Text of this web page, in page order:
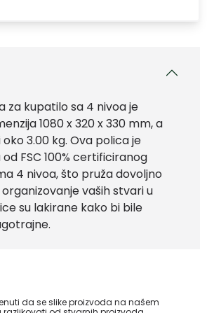
za kupatilo sa 4 nivoa je
1080 x 320 x 330 mm, a
3.00 kg. Ova polica je
FSC 100% certificiranog
4 nivoa, što pruža dovoljno
vaših stvari u
su lakirane kako bi bile
da se slike proizvoda na našem